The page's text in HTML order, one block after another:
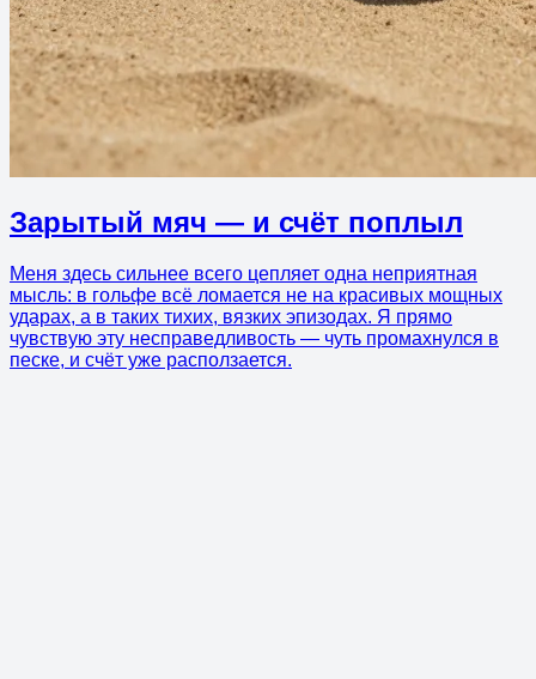
Зарытый мяч — и счёт поплыл
Меня здесь сильнее всего цепляет одна неприятная
мысль: в гольфе всё ломается не на красивых мощных
ударах, а в таких тихих, вязких эпизодах. Я прямо
чувствую эту несправедливость — чуть промахнулся в
песке, и счёт уже расползается.